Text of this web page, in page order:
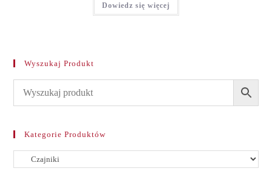
Dowiedz się więcej
Wyszukaj Produkt
Kategorie Produktów